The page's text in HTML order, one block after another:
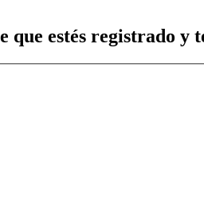
estés registrado y